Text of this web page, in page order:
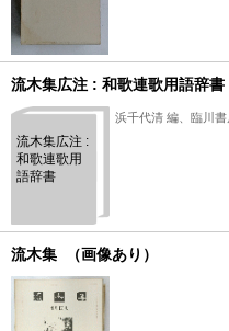
流木集広注 : 和歌連歌用語辞書
流木集広注 :
和歌連歌用
語辞書
浜千代清 編、臨川
流木集 （画像あり）